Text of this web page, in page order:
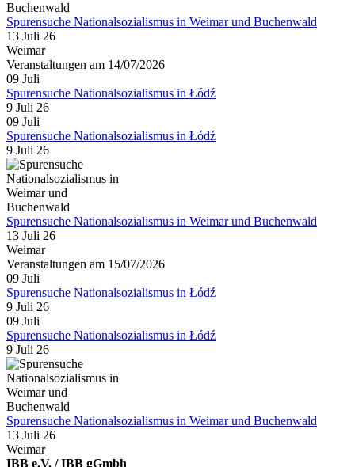
Spurensuche Nationalsozialismus in Weimar und Buchenwald
13 Juli 26
Weimar
Veranstaltungen am 14/07/2026
09 Juli
Spurensuche Nationalsozialismus in Łódź
9 Juli 26
09 Juli
Spurensuche Nationalsozialismus in Łódź
9 Juli 26
Spurensuche Nationalsozialismus in Weimar und Buchenwald
13 Juli 26
Weimar
Veranstaltungen am 15/07/2026
09 Juli
Spurensuche Nationalsozialismus in Łódź
9 Juli 26
09 Juli
Spurensuche Nationalsozialismus in Łódź
9 Juli 26
Spurensuche Nationalsozialismus in Weimar und Buchenwald
13 Juli 26
Weimar
IBB e.V. / IBB gGmbh